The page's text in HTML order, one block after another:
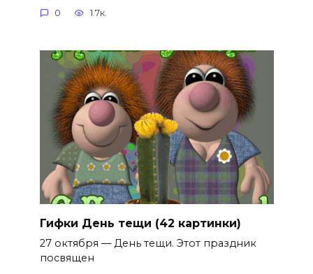
0 1.7к.
Гифки День тещи (42 картинки)
27 октября — День тещи. Этот праздник
посвящен